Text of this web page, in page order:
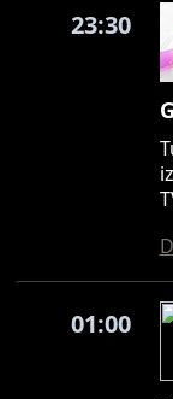
23:30
01:00